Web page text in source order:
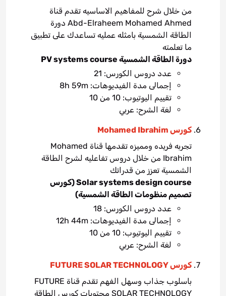
من خلال شرح للمفاهيم الاساسيه تقدم قناة
Abd-Elraheem Mohamed Ahmed دورة
الطاقة الشمسية بامثله عمليه تساعدك على تطبيق
ما تعلمته
دورة الطاقة الشمسية PV systems course
عدد دروس الكورس: 21
إجمالى مدة الفيديوهات: 8h 59m
تقييم اليوتيوب: 10 من 10
لغة الشرح: عربي
كورس Mohamed Ibrahim
تجربه فريده ومميزه تقدمها قناة Mohamed
Ibrahim من خلال دروس تفاعليه لشرح الطاقة
الشمسية تعزز من قدراتك
Solar systems design course (كورس
تصميم منظومات الطاقة الشمسية)
عدد دروس الكورس: 18
إجمالى مدة الفيديوهات: 12h 44m
تقييم اليوتيوب: 10 من 10
لغة الشرح: عربي
كورس FUTURE SOLAR TECHNOLOGY
باسلوب جذاب وسهل الفهم تقدم قناة FUTURE
SOLAR TECHNOLOGY محتويات كورس الطاقة